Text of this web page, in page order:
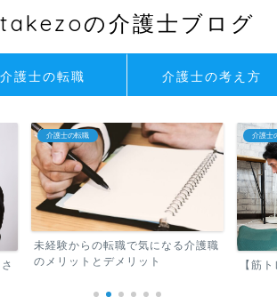
takezoの介護士ブログ
介護士の転職 介護士の考え方
介護士の転職
未経験からの転職で気になる介護職
のメリットとデメリット
介護士
【筋